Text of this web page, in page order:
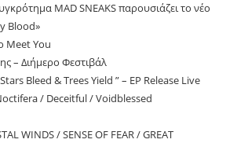
MAD SNEAKS παρουσιάζει το νέο
Blood»
Meet You
– Διήμερο Φεστιβάλ
Bleed & Trees Yield ” – EP Release Live
/ Deceitful / Voidblessed
WINDS / SENSE OF FEAR / GREAT